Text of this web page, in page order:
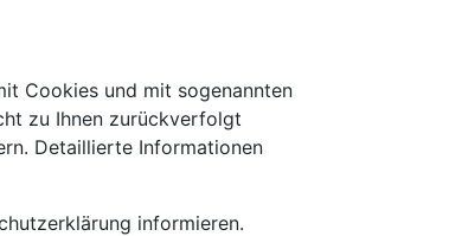
Cookies und mit sogenannten
zu Ihnen zurückverfolgt
Detaillierte Informationen
informieren.